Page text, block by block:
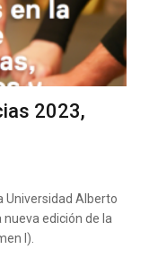
2023,
Universidad Alberto
edición de la
I).